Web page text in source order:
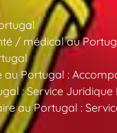
/ médical au
Portugal :
: Service Juridique
au Portugal :